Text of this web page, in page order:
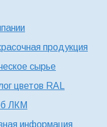
продукция
сырье
цветов RAL
ЛКМ
информация